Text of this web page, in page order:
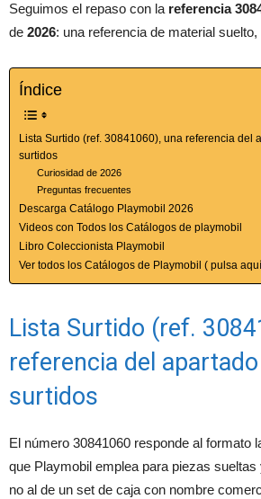
Seguimos el repaso con la referencia
de 2026: una referencia de material
Índice
Lista Surtido (ref. 30841060), una referencia del
surtidos
Curiosidad de 2026
Preguntas frecuentes
Descarga Catálogo Playmobil 2026
Videos con Todos los Catálogos de playmobil
Libro Coleccionista Playmobil
Ver todos los Catálogos de Playmobil ( pulsa
Lista Surtido (ref.
referencia del
surtidos
El número 30841060 responde al formato
que Playmobil emplea para piezas
no al de un set de caja con nombre